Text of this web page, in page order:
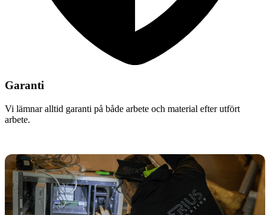
Garanti
Vi lämnar alltid garanti på både arbete och material efter utfört
arbete.